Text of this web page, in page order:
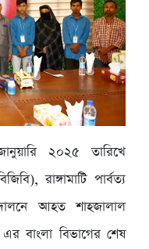
২০২৫ তারিখে
রাঙ্গামাটি পার্বত্য
আহত শাহজালাল
এর বাংলা বিভাগের শেষ